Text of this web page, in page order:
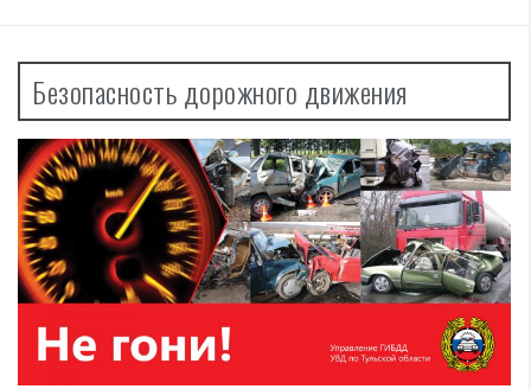
Безопасность дорожного движения